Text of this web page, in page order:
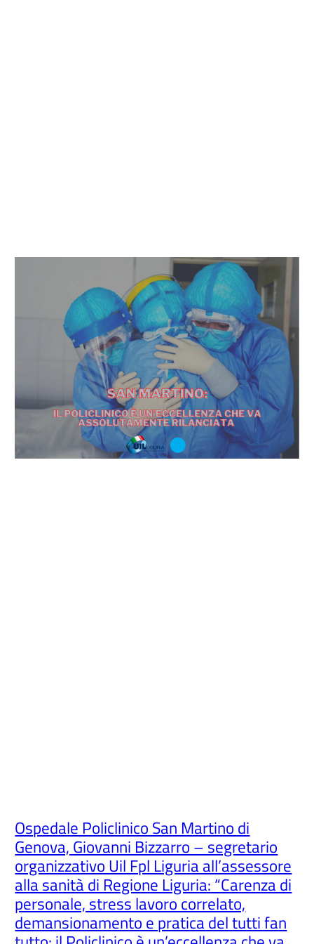
Ospedale Policlinico San Martino di
Genova, Giovanni Bizzarro – segretario
organizzativo Uil Fpl Liguria all’assessore
alla sanità di Regione Liguria: “Carenza di
personale, stress lavoro correlato,
demansionamento e pratica del tutti fan